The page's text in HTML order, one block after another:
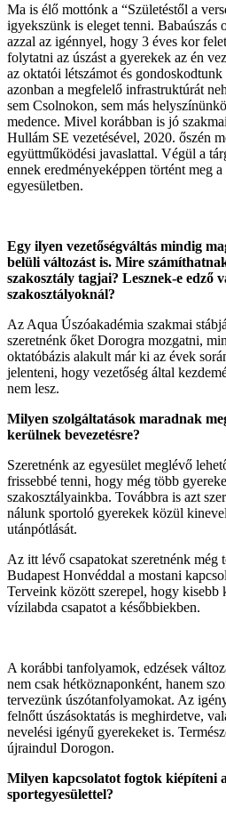
Ma is élő mottónk a “Születéstől a
igyekszünk is eleget tenni. Babaúszás
azzal az igénnyel, hogy 3 éves kor
folytatni az úszást a gyerekek az én
az oktatói létszámot és
azonban a megfelelő infrastruktúrát
sem Csolnokon, sem más
medence. Mivel korábban is jó
Hullám SE vezetésével, 2020. őszén
együttműködési javaslattal. Végül a
ennek eredményeképpen történt meg a
egyesületben.
Egy ilyen vezetőségváltás mindig
belüli változást is. Mire
szakosztály tagjai? Lesznek-e edző
szakosztályoknál?
Az Aqua Úszóakadémia szakmai
szeretnénk őket Dorogra mozgatni,
oktatóbázis alakult már ki az évek
jelenteni, hogy vezetőség által
nem lesz.
Milyen szolgáltatások maradnak
kerülnek bevezetésre?
Szeretnénk az egyesület meglévő
frissebbé tenni, hogy még több
szakosztályainkba. Továbbra is azt
nálunk sportoló gyerekek közül
utánpótlását.
Az itt lévő csapatokat szeretnénk még
Budapest Honvéddal a mostani
Terveink között szerepel, hogy kisebb
vízilabda csapatot a későbbiekben.
A korábbi tanfolyamok, edzések
nem csak hétköznaponként, hanem
tervezünk úszótanfolyamokat. Az
felnőtt úszásoktatás is meghirdetve,
nevelési igényű gyerekeket is.
újraindul Dorogon.
Milyen kapcsolatot fogtok kiépíteni
sportegyesülettel?